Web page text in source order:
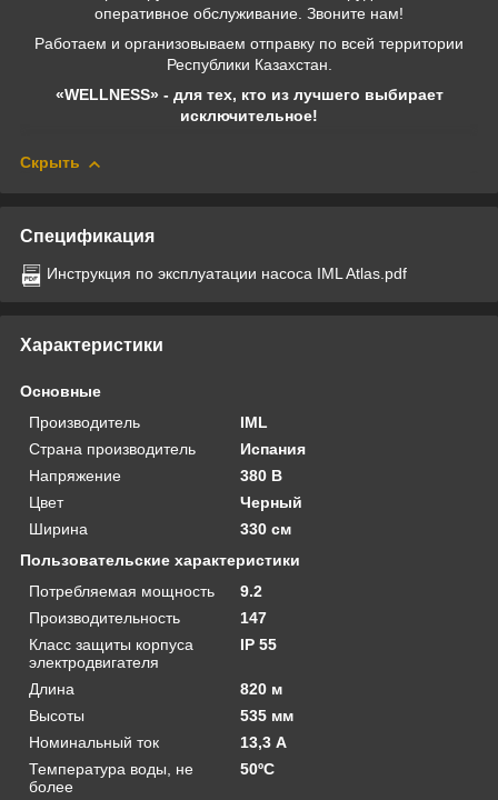
оперативное обслуживание. Звоните нам!
Работаем и организовываем отправку по всей территории
Республики Казахстан.
«WELLNESS» - для тех, кто из лучшего выбирает
исключительное!
Скрыть
Спецификация
Инструкция по эксплуатации насоса IML Atlas.pdf
Характеристики
Основные
Производитель
IML
Страна производитель
Испания
Напряжение
380 В
Цвет
Черный
Ширина
330 см
Пользовательские характеристики
Потребляемая мощность
9.2
Производительность
147
Класс защиты корпуса
электродвигателя
IP 55
Длина
820 м
Высоты
535 мм
Номинальный ток
13,3 А
Температура воды, не
более
50ºС